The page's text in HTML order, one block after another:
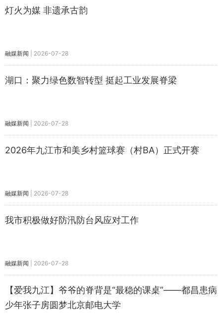
灯火为媒 非遗承古韵
融媒新闻 2026-07-28
湖口：聚力绿色数智转型 挺起工业发展脊梁
融媒新闻 2026-07-28
2026年九江市和美乡村篮球赛（村BA）正式开赛
融媒新闻 2026-07-28
我市积极做好防汛防台风应对工作
融媒新闻 2026-07-28
【爱我九江】爷爷的脊背是“最稳的课桌”——都昌患病
少年张子房圆梦北京邮电大学